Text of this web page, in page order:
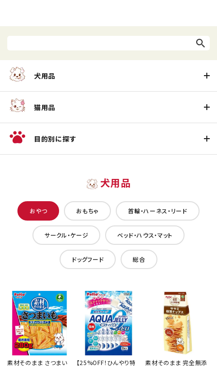
犬用品
猫用品
目的別に探す
犬用品
おやつ おもちゃ 首輪・ハーネス・リード
サークル・ケージ ベッド・ハウス・マット
ドッグフード 総合
素材そのまま さつまい
【25%OFF！ひんやり特
素材そのまま 完全無添